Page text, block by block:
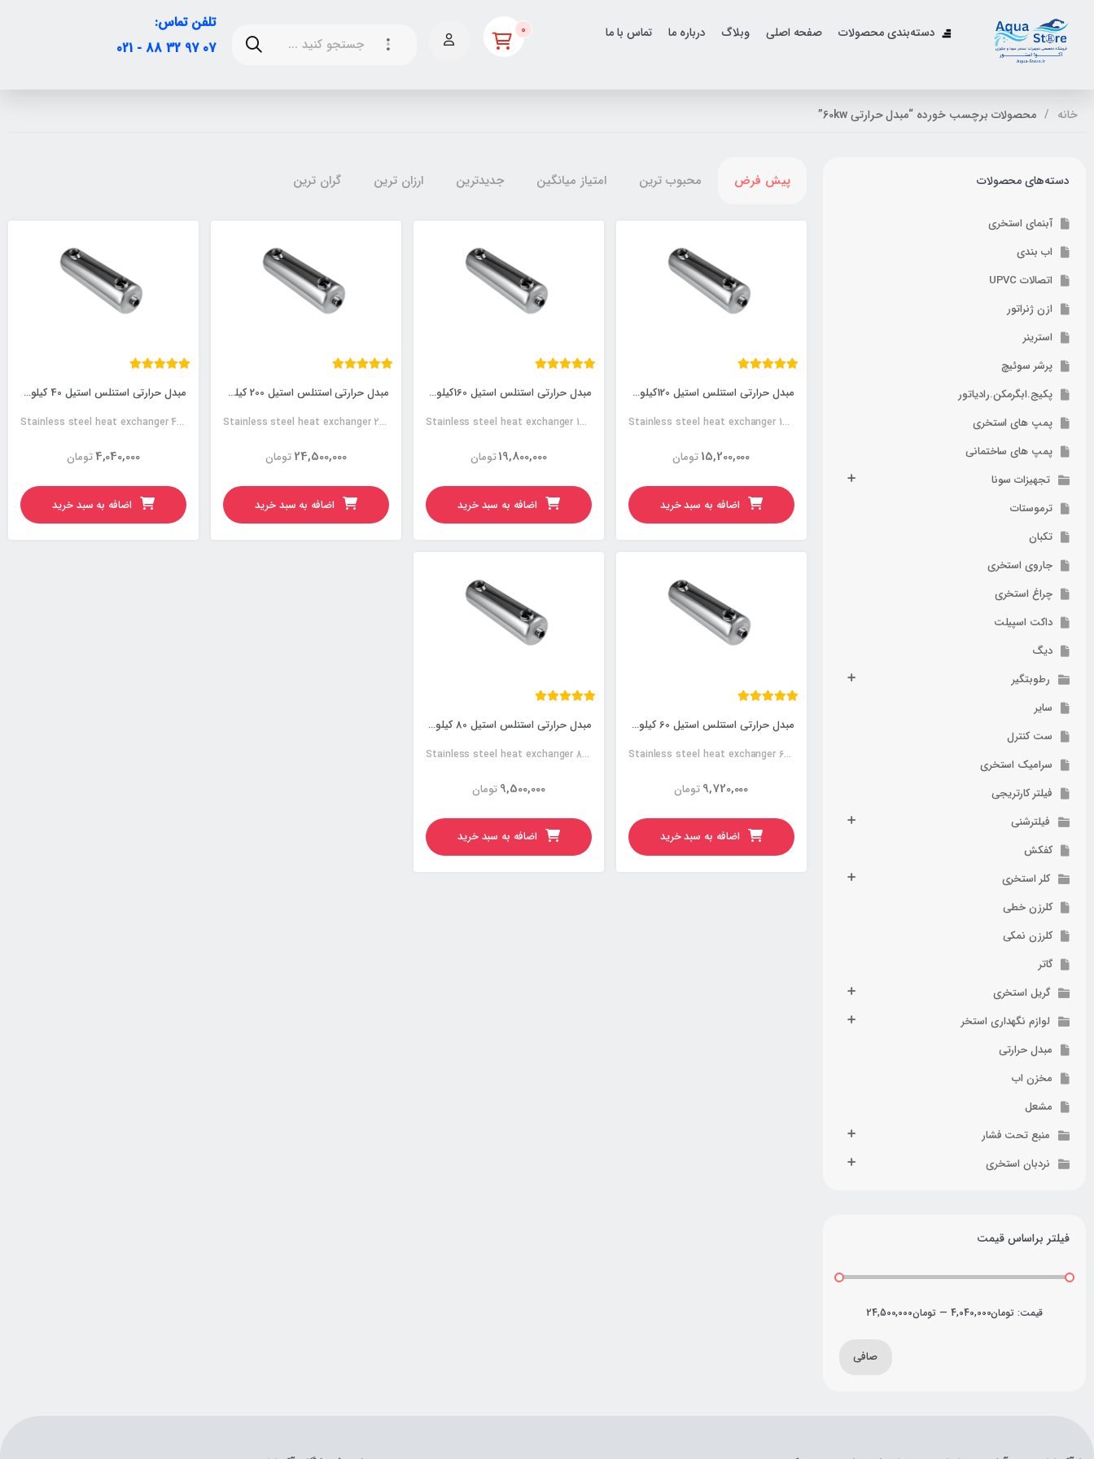
دسته‌بندی محصولات صفحه اصلی وبلاگ درباره ما تماس با ما 0
تلفن تماس:
07 97 32 88 - 021
خانه محصولات برچسب خورده “مبدل حرارتی 60kw”
دسته‌های محصولات
آبنمای استخری
اب بندی
اتصالات UPVC
ازن ژنراتور
استرینر
پرشر سوئیچ
پکیج.ابگرمکن.رادیاتور
پمپ های استخری
پمپ های ساختمانی
تجهیزات سونا
ترموستات
تکبان
جاروی استخری
چراغ استخری
داکت اسپیلت
دیگ
رطوبتگیر
سایر
ست کنترل
سرامیک استخری
فیلتر کارتریجی
فیلترشنی
کفکش
کلر استخری
کلرزن خطی
کلرزن نمکی
گاتر
گریل استخری
لوازم نگهداری استخر
مبدل حرارتی
مخزن اب
مشعل
منبع تحت فشار
نردبان استخری
فیلتر براساس قیمت
صافی
قيمت: تومان4,040,000 — تومان24,500,000
پیش فرض محبوب ترین امتیاز میانگین جدیدترین ارزان ترین گران ترین
مبدل حرارتی استنلس استیل 120کیلووات
Stainless steel heat exchanger 120KW
تومان15,200,000
اضافه به سبد خرید
مبدل حرارتی استنلس استیل 160کیلووات
Stainless steel heat exchanger 160KW
تومان19,800,000
اضافه به سبد خرید
مبدل حرارتی استنلس استیل 200 کیلووات
Stainless steel heat exchanger 200KW
تومان24,500,000
اضافه به سبد خرید
مبدل حرارتی استنلس استیل 40 کیلووات
Stainless steel heat exchanger 40KW
تومان4,040,000
اضافه به سبد خرید
مبدل حرارتی استنلس استیل 60 کیلووات
Stainless steel heat exchanger 60KW
تومان9,720,000
اضافه به سبد خرید
مبدل حرارتی استنلس استیل 80 کیلووات
Stainless steel heat exchanger 80KW
تومان9,500,000
اضافه به سبد خرید